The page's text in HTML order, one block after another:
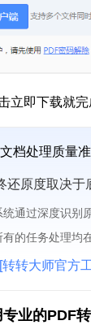
立即下载就完
档处理质量准
还原度取决于
通过深度识别
的任务处理均
[转转大师官方
业的PDF